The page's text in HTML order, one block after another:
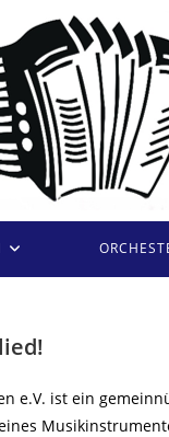
e.V. ist ein